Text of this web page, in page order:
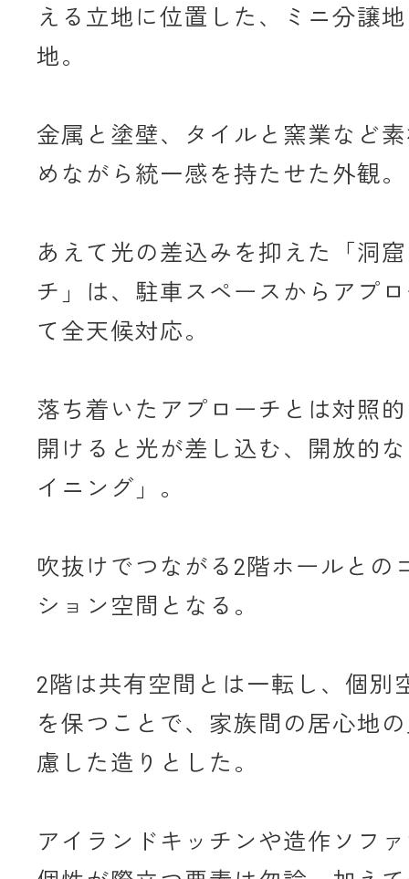
える立地に位置した、ミニ分譲
地。
金属と塗壁、タイルと窯業など
めながら統一感を持たせた外観。
あえて光の差込みを抑えた「洞
チ」は、駐車スペースからアプ
て全天候対応。
落ち着いたアプローチとは対照
開けると光が差し込む、開放的
イニング」。
吹抜けでつながる2階ホールとの
ション空間となる。
2階は共有空間とは一転し、個別
を保つことで、家族間の居心地
慮した造りとした。
アイランドキッチンや造作ソフ